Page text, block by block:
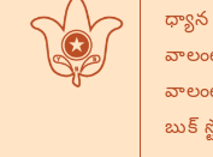
ధ్యాన
బుక్